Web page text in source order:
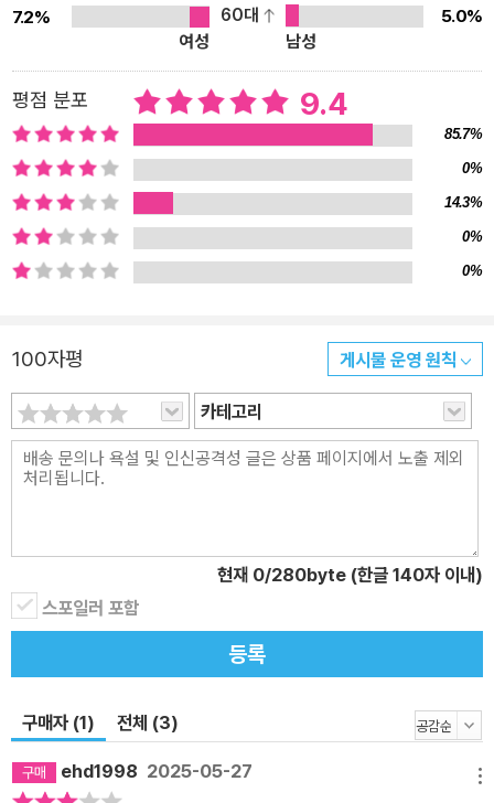
술 작품이다. 〈프렌즈 이탈리아 24~25〉와 함께 맛과 멋은 물론 낭만
까지 겸비한 완벽 여행지 이탈리아로 떠나보자. 1. 2024~2025년
가장 최신의 이탈리아 여행 정보 수록 〈프렌즈 이탈리아 24~25〉 개
정판은 저자가 2024년 7월까지 취재한 최신 이탈리아 여행 정보를
담고 있다. 주요 명소의 입장료와 교통 정보 등을 최신 데이터로 업데
이트한 것은 물론, 어디서도 구하기 힘든 인기 식당, 상점, 숙소 등의
실용 정보를 아낌없이 담았다. 특히 이번 개정판에는 이탈리아 동남
부의 항구 도시인 바리에서 가볼 만한 근교 여행지 두 곳, 아름다운 해
변이 인상적인 ‘폴리냐노 아 마레’와 흰색 가옥이 특징인 ‘오스투니’를
추가로 소개하여 여행의 풍요로움을 더했다. 2. 완벽한 이탈리아 여
즈 이탈리아 24~25〉는 이탈리아를 대표하는 도시 로마, 베네치아,
피렌체, 밀라노 등의 대도시는 물론, 중소 도시를 포함한 이탈리아 4
2개 도시를 총망라했다. 수천 년 역사가 고스란히 남아 있는 고대 도
시부터 이름만 들어도 알 수 있는 유물·유적, 요즘 뜨는 이탈리아 인기
핫스폿까지 이탈리아 여행 정보에 목마른 여행자의 갈증을 해소해 줄
의 모든 것 ‘대부’, ‘시네마천국’, ‘그랑블루’ 등 이름만 들어도 알 법한
명화의 배경지로도 잘 알려진 시칠리아 섬. 이탈리아반도 서남쪽에
위치한 지중해에서 가장 큰 섬이자 유럽과 아프리카 대륙 사이에 위
치해 지중해의 중심이라고도 불린다. 다양한 인종, 문명의 충돌이 일
즐길 수 있는 매력의 여행지다. 〈프렌즈 이탈리아 24~25〉에서는 시
모를 비롯하여, ‘풀리아의 진주’라 불리는 작은 항구 도시 트라니(Tra
7.2%
60대
5.0%
여성
남성
평점 분포 9.4
85.7%
0%
14.3%
0%
0%
100자평 게시물 운영 원칙
카테고리
현재 0/280byte (한글 140자 이내)
스포일러 포함
등록
구매자 (1) 전체 (3)
ehd1998 2025-05-27